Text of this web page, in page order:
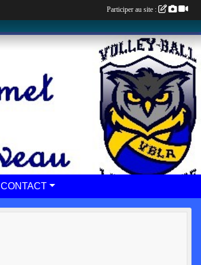
CONTACT
Participer au site :